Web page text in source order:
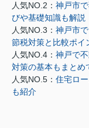
人気NO.2： 神戸市
びや基礎知識も解説
人気NO.3： 神戸市
節税対策と比較ポイ
人気NO.4： 神戸で
対策の基本もまとめ
人気NO.5： 住宅ロ
も紹介